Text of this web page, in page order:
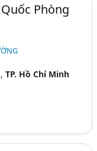
Phòng
TP. Hồ Chí Minh